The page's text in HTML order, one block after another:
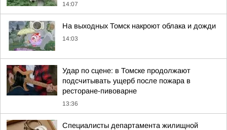
14:07
На выходных Томск накроют облака и дожди
14:03
Удар по сцене: в Томске продолжают
подсчитывать ущерб после пожара в
ресторане-пивоварне
13:36
Специалисты департамента жилищной